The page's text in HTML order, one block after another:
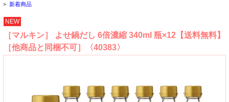
> 新着商品
NEW
［マルキン］ よせ鍋だし 6倍濃縮 340ml 瓶×12【送料無料】
［他商品と同梱不可］〈40383〉